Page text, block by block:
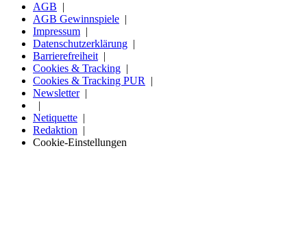
AGB
AGB Gewinnspiele
Impressum
Datenschutzerklärung
Barrierefreiheit
Cookies & Tracking
Cookies & Tracking PUR
Newsletter
Netiquette
Redaktion
Cookie-Einstellungen